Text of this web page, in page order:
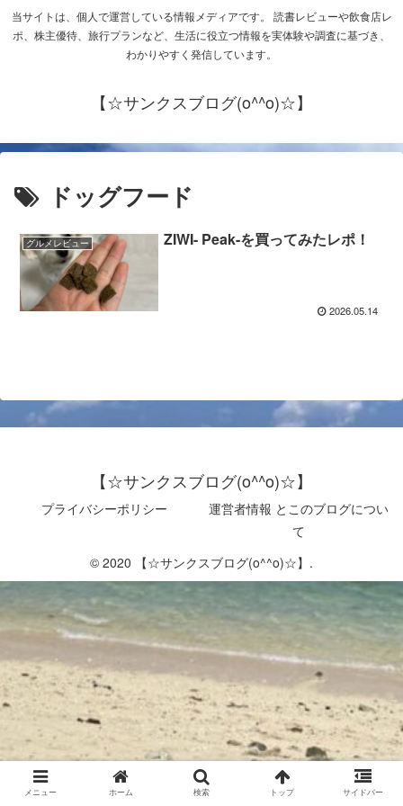
当サイトは、個人で運営している情報メディアです。 読書レビューや飲食店レ
ポ、株主優待、旅行プランなど、生活に役立つ情報を実体験や調査に基づき、
わかりやすく発信しています。
【☆サンクスブログ(o^^o)☆】
ドッグフード
グルメレビュー ZIWI- Peak-を買ってみたレポ！
2026.05.14
【☆サンクスブログ(o^^o)☆】
プライバシーポリシー
運営者情報 とこのブログについ
て
© 2020 【☆サンクスブログ(o^^o)☆】.
メニュー ホーム 検索 トップ サイドバー